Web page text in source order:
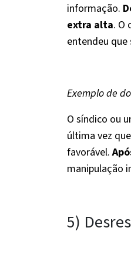
informação.
extra alta. O
entendeu
Exemplo de
O síndico ou
última vez
favorável.
manipulação
5)